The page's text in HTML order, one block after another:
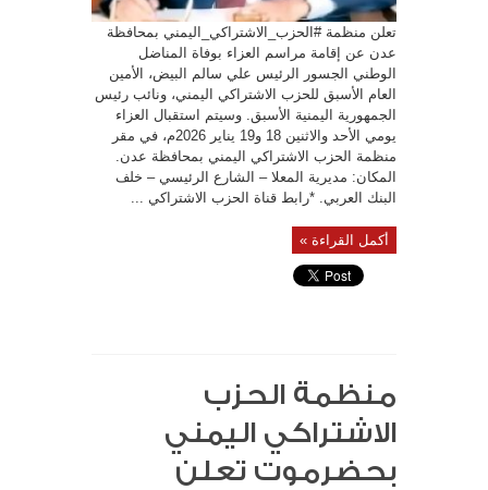
تعلن منظمة #الحزب_الاشتراكي_اليمني بمحافظة
عدن عن إقامة مراسم العزاء بوفاة المناضل
الوطني الجسور الرئيس علي سالم البيض، الأمين
العام الأسبق للحزب الاشتراكي اليمني، ونائب رئيس
الجمهورية اليمنية الأسبق. وسيتم استقبال العزاء
يومي الأحد والاثنين 18 و19 يناير 2026م، في مقر
منظمة الحزب الاشتراكي اليمني بمحافظة عدن.
المكان: مديرية المعلا – الشارع الرئيسي – خلف
البنك العربي. *رابط قناة الحزب الاشتراكي ...
أكمل القراءة »
منظمة الحزب
الاشتراكي اليمني
بحضرموت تعلن